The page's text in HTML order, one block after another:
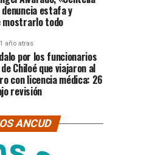
denuncia estafa y
mostrarlo todo
1 año atras
por los funcionarios
Chiloé que viajaron al
con licencia médica: 26
revisión
ANCUD